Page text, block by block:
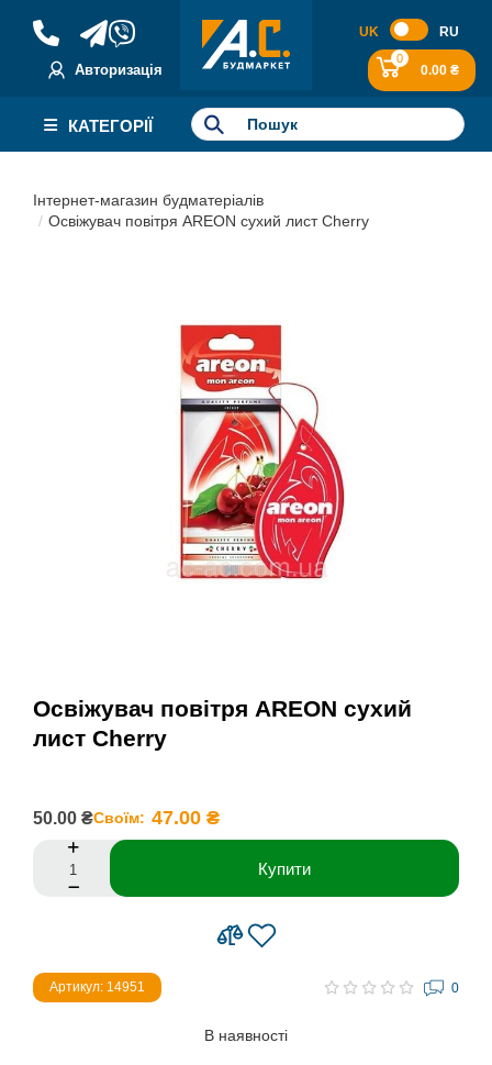
Авторизація
UK RU
0
0.00 ₴
КАТЕГОРІЇ
Інтернет-магазин будматеріалів
Освіжувач повітря AREON сухий лист Cherry
Освіжувач повітря AREON сухий
лист Cherry
50.00 ₴Своїм: 47.00 ₴
Купити
Артикул: 14951 0
В наявності